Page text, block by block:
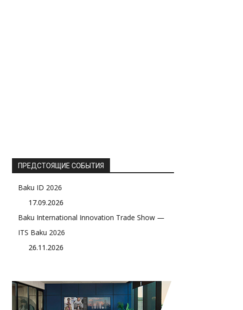
ПРЕДСТОЯЩИЕ СОБЫТИЯ
Baku ID 2026
17.09.2026
Baku International Innovation Trade Show —
ITS Baku 2026
26.11.2026